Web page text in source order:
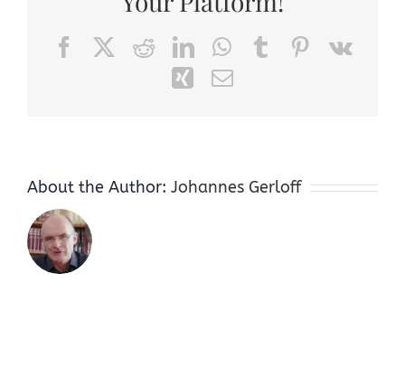
FacebookRedditLinkedInWhatsApp
TumblrPinterest
Vk
XingEmail
About the Author: Johannes Gerloff